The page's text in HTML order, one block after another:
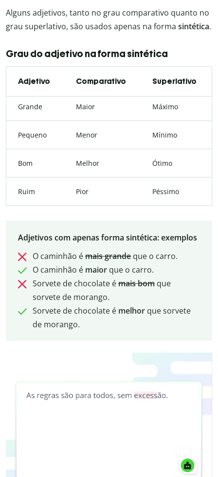
Alguns adjetivos, tanto no grau comparativo quanto no
grau superlativo, são usados apenas na forma sintética.
Grau do adjetivo na forma sintética
Adjetivo Comparativo Superlativo
Grande Maior Máximo
Pequeno Menor Mínimo
Bom Melhor Ótimo
Ruim Pior Péssimo
Adjetivos com apenas forma sintética: exemplos
O caminhão émais grandeque o carro.
O caminhão é maiorque o carro.
Sorvete de chocolate émais bomque
sorvete de morango.
Sorvete de chocolate é melhorque sorvete
de morango.